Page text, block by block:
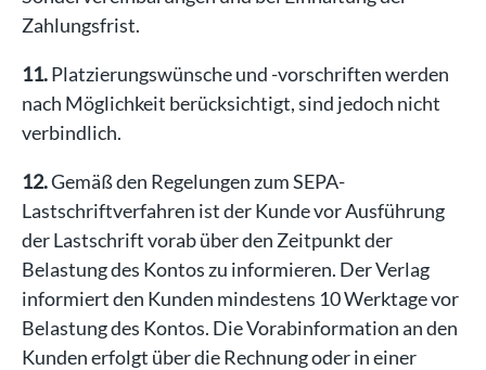
Zahlungsfrist.
11.Platzierungswünsche und -vorschriften werden
nach Möglichkeit berücksichtigt, sind jedoch nicht
verbindlich.
12.Gemäß den Regelungen zum SEPA-
Lastschriftverfahren ist der Kunde vor Ausführung
der Lastschrift vorab über den Zeitpunkt der
Belastung des Kontos zu informieren. Der Verlag
informiert den Kunden mindestens 10 Werktage vor
Belastung des Kontos. Die Vorabinformation an den
Kunden erfolgt über die Rechnung oder in einer